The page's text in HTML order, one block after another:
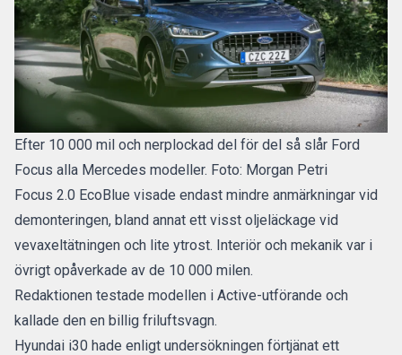
Efter 10 000 mil och nerplockad del för del så slår Ford
Focus alla Mercedes modeller. Foto: Morgan Petri
Focus 2.0 EcoBlue visade endast mindre anmärkningar vid
demonteringen, bland annat ett visst oljeläckage vid
vevaxeltätningen och lite ytrost. Interiör och mekanik var i
övrigt opåverkade av de 10 000 milen.
Redaktionen testade modellen i Active-utförande och
kallade den en billig friluftsvagn.
Hyundai i30 hade enligt undersökningen förtjänat ett